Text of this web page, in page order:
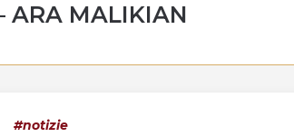
ARA MALIKIAN
#notizie